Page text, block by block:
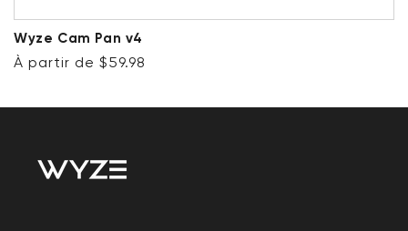
Wyze Cam Pan v4
Prix ​​régulier
À partir de $59.98